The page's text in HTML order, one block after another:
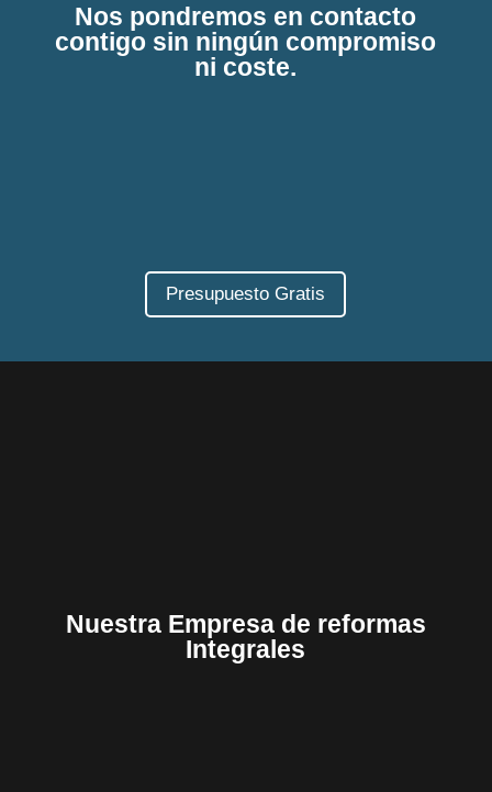
Nos pondremos en contacto
contigo sin ningún compromiso
ni coste.
Presupuesto Gratis
Nuestra Empresa de reformas
Integrales